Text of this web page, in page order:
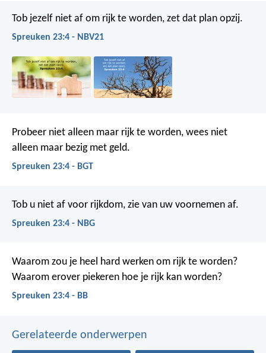
Tob jezelf niet af om rijk te worden, zet dat plan opzij.
Spreuken 23:4 - NBV21
Probeer niet alleen maar rijk te worden, wees niet
alleen maar bezig met geld.
Spreuken 23:4 - BGT
Tob u niet af voor rijkdom, zie van uw voornemen af.
Spreuken 23:4 - NBG
Waarom zou je heel hard werken om rijk te worden?
Waarom erover piekeren hoe je rijk kan worden?
Spreuken 23:4 - BB
Gerelateerde onderwerpen